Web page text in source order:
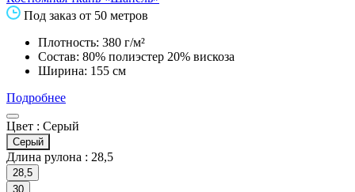
Под заказ от 50 метров
Плотность: 380 г/м²
Состав: 80% полиэстер 20% вискоза
Ширина: 155 см
Подробнее
Цвет : Серый
Серый
Длина рулона : 28,5
28,5
30